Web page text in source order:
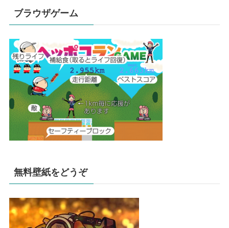
ブラウザゲーム
無料壁紙をどうぞ